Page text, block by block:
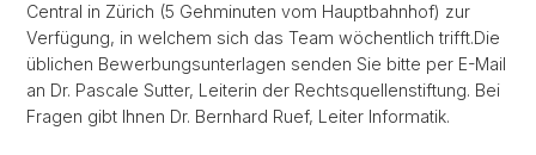
Central in Zürich (5 Gehminuten vom Hauptbahnhof) zur
Verfügung, in welchem sich das Team wöchentlich trifft.Die
üblichen Bewerbungsunterlagen senden Sie bitte per E-Mail
an Dr. Pascale Sutter, Leiterin der Rechtsquellenstiftung. Bei
Fragen gibt Ihnen Dr. Bernhard Ruef, Leiter Informatik.